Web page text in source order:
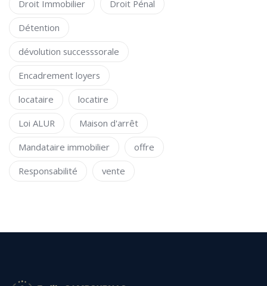
Droit Immobilier
Droit Pénal
Détention
dévolution successsorale
Encadrement loyers
locataire
locatire
Loi ALUR
Maison d'arrêt
Mandataire immobilier
offre
Responsabilité
vente